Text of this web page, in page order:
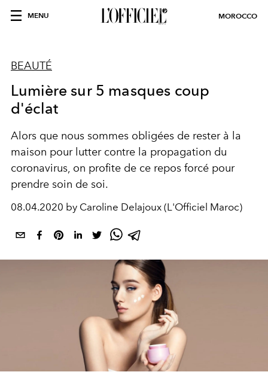
MENU MOROCCO
BEAUTÉ
Lumière sur 5 masques coup
d'éclat
Alors que nous sommes obligées de rester à la
maison pour lutter contre la propagation du
coronavirus, on profite de ce repos forcé pour
prendre soin de soi.
08.04.2020 by Caroline Delajoux (L'Officiel Maroc)